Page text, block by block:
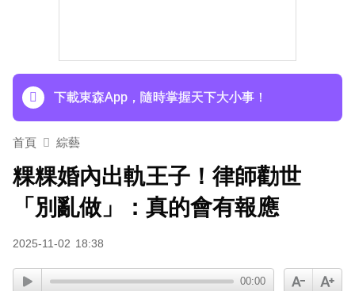
下載東森App，隨時掌握天下大小事！
首頁 綜藝
粿粿婚內出軌王子！律師勸世
「別亂做」：真的會有報應
2025-11-02 18:38
00:00